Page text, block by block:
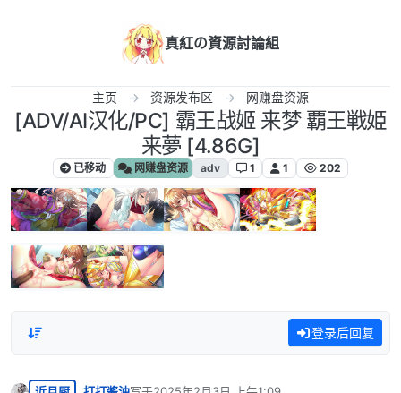
真紅の資源討論組
主页 资源发布区 网赚盘资源
[ADV/AI汉化/PC] 霸王战姬 来梦 覇王戦姫
来夢 [4.86G]
已移动 网赚盘资源 adv 1 1 202
登录后回复